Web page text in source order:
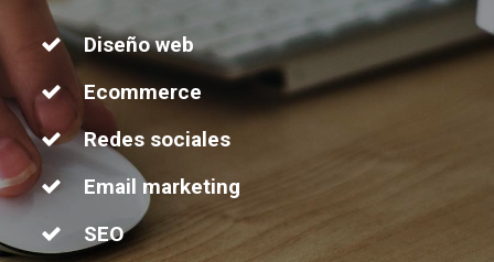
Diseño web
Ecommerce
Redes sociales
Email marketing
SEO